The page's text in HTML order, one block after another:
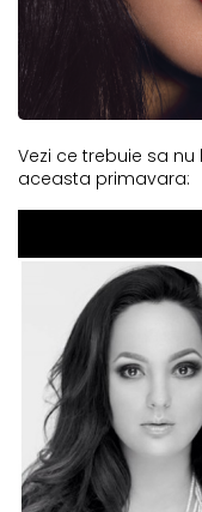
Vezi ce trebuie sa
aceasta primavara: